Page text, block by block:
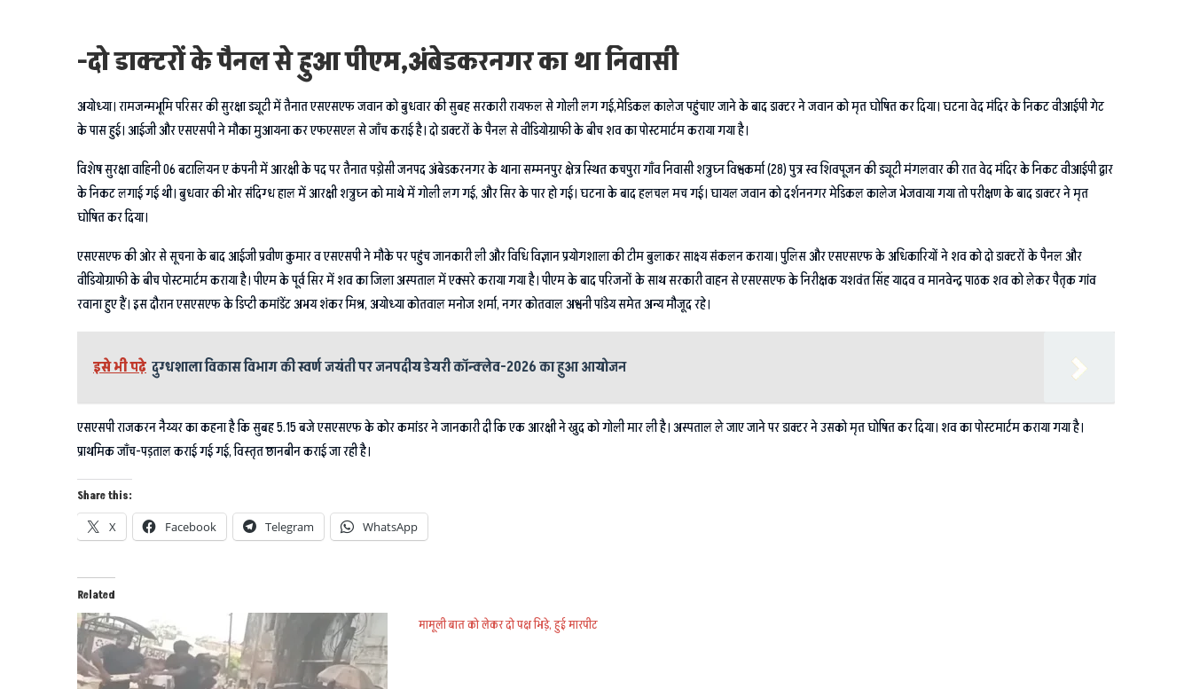
-दो डाक्टरों के पैनल से हुआ पीएम,अंबेडकरनगर का था निवासी
अयोध्या। रामजन्मभूमि परिसर की सुरक्षा ड्यूटी में तैनात एसएसएफ जवान को बुधवार की सुबह सरकारी रायफल से गोली लग गई,मेडिकल कालेज पहुंचाए जाने के बाद डाक्टर ने जवान को मृत घोषित कर दिया। घटना वेद मंदिर के निकट वीआईपी गेट
के पास हुई। आईजी और एसएसपी ने मौका मुआयना कर एफएसएल से जाँच कराई है। दो डाक्टरों के पैनल से वीडियोग्राफी के बीच शव का पोस्टमार्टम कराया गया है।
विशेष सुरक्षा वाहिनी 06 बटालियन ए कंपनी में आरक्षी के पद पर तैनात पड़ोसी जनपद अंबेडकरनगर के थाना सम्मनपुर क्षेत्र स्थित कचपुरा गाँव निवासी शत्रुघ्न विश्वकर्मा (28) पुत्र स्व शिवपूजन की ड्यूटी मंगलवार की रात वेद मंदिर के निकट वीआईपी द्वार
के निकट लगाई गई थी। बुधवार की भोर संदिग्ध हाल में आरक्षी शत्रुघ्न को माथे में गोली लग गई, और सिर के पार हो गई। घटना के बाद हलचल मच गई। घायल जवान को दर्शननगर मेडिकल कालेज भेजवाया गया तो परीक्षण के बाद डाक्टर ने मृत
घोषित कर दिया।
एसएसएफ की ओर से सूचना के बाद आईजी प्रवीण कुमार व एसएसपी ने मौके पर पहुंच जानकारी ली और विधि विज्ञान प्रयोगशाला की टीम बुलाकर साक्ष्य संकलन कराया। पुलिस और एसएसएफ के अधिकारियों ने शव को दो डाक्टरों के पैनल और
वीडियोग्राफी के बीच पोस्टमार्टम कराया है। पीएम के पूर्व सिर में शव का जिला अस्पताल में एक्सरे कराया गया है। पीएम के बाद परिजनों के साथ सरकारी वाहन से एसएसएफ के निरीक्षक यशवंत सिंह यादव व मानवेन्द्र पाठक शव को लेकर पैतृक गांव
रवाना हुए हैं। इस दौरान एसएसएफ के डिप्टी कमांडेंट अभय शंकर मिश्र, अयोध्या कोतवाल मनोज शर्मा, नगर कोतवाल अश्वनी पांडेय समेत अन्य मौजूद रहे।
इसे भी पढ़े दुग्धशाला विकास विभाग की स्वर्ण जयंती पर जनपदीय डेयरी कॉन्क्लेव-2026 का हुआ आयोजन
एसएसपी राजकरन नैय्यर का कहना है कि सुबह 5.15 बजे एसएसएफ के कोर कमांडर ने जानकारी दी कि एक आरक्षी ने खुद को गोली मार ली है। अस्पताल ले जाए जाने पर डाक्टर ने उसको मृत घोषित कर दिया। शव का पोस्टमार्टम कराया गया है।
प्राथमिक जाँच-पड़ताल कराई गई गई, विस्तृत छानबीन कराई जा रही है।
Share this:
X Facebook Telegram WhatsApp
Related
मामूली बात को लेकर दो पक्ष भिड़े, हुई मारपीट